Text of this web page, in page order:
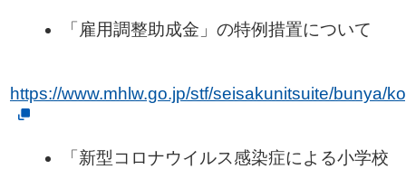
「雇用調整助成金」の特例措置について
https://www.mhlw.go.jp/stf/seisakunitsuite/bunya/
「新型コロナウイルス感染症による小学校